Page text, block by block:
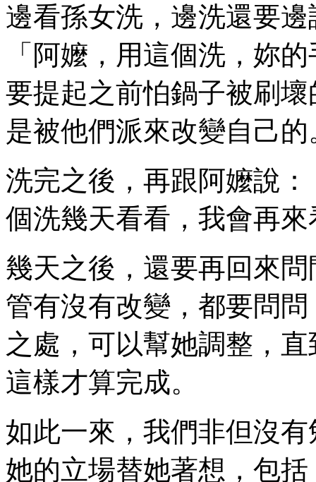
邊看孫女洗，邊洗還要
「阿嬤，用這個洗，妳
要提起之前怕鍋子被刷
是被他們派來改變自己的
洗完之後，再跟阿嬤說
個洗幾天看看，我會再
幾天之後，還要再回來
管有沒有改變，都要問
之處，可以幫她調整，
這樣才算完成。
如此一來，我們非但沒
她的立場替她著想，包